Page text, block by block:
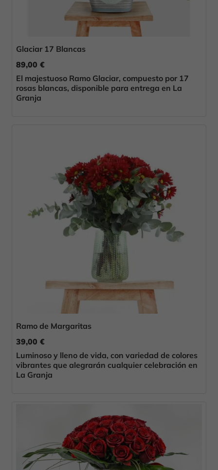
Glaciar 17 Blancas
89,00 €
El majestuoso Ramo Glaciar, compuesto por 17
rosas blancas, disponible para entrega en La
Granja
Ramo de Margaritas
39,00 €
Luminoso y lleno de vida, con variedad de colores
vibrantes que alegrarán cualquier celebración en
La Granja